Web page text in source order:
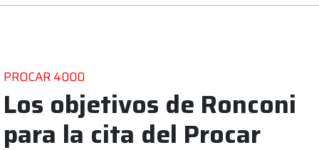
PROCAR 4000
Los objetivos de Ronconi
para la cita del Procar